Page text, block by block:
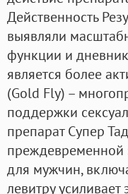
Действенность
выявляли
функции и
является более
(Gold Fly) –
поддержки
препарат Супер
преждевременной
для мужчин,
левитру